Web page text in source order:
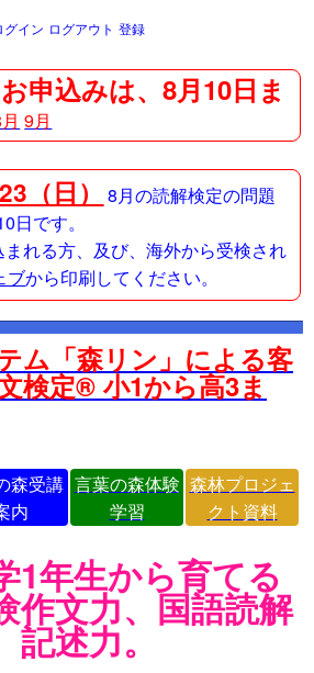
グイン ログアウト 登録
申込みは、8月10日ま
9月
（日）
8月の読解検定の問題
日です。
れる方、及び、海外から受検され
ブから印刷してください。
ム「森リン」による客
検定® 小1から高3ま
森受講
内
言葉の森体験
学習
森林プロジェ
クト資料
1年生から育てる
作文力、国語読解
記述力。